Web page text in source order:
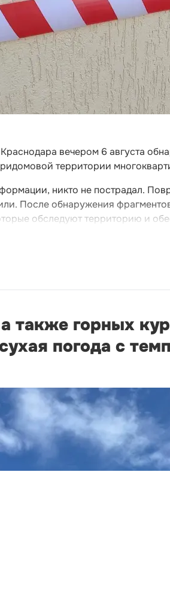
вечером 6 августа
территории
никто не пострадал.
После обнаружения
обследуют территорию и
также горных
погода с